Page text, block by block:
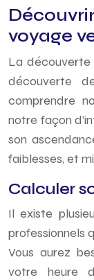
voyage
La découverte
découverte
comprendre
notre façon
son
faiblesses, et
Calculer
Il existe
professionnels
Vous aurez
votre heure